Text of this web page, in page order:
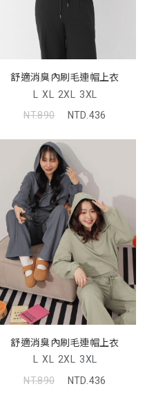
舒適消臭內刷毛連帽上衣
L XL 2XL 3XL
NT.890
NTD.436
舒適消臭內刷毛連帽上衣
L XL 2XL 3XL
NT.890
NTD.436